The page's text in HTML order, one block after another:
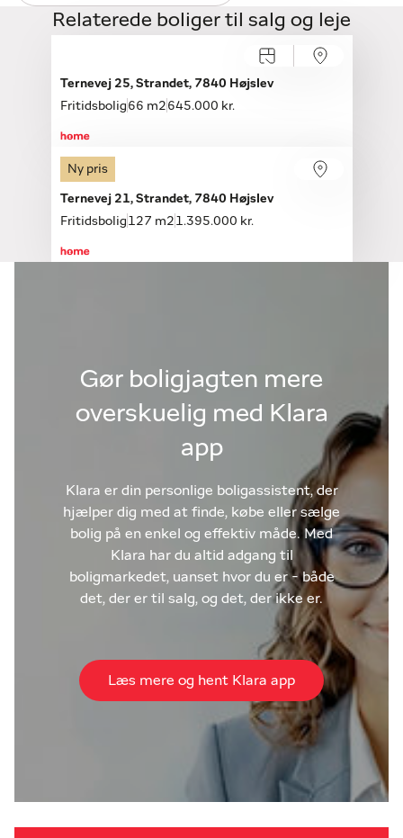
Relaterede boliger til salg og leje
Ternevej 25, Strandet, 7840 Højslev
Fritidsbolig 66 m2 645.000 kr.
Åbent hus med tilmelding
Ny pris
Ternevej 21, Strandet, 7840 Højslev
Fritidsbolig 127 m2 1.395.000 kr.
Gør boligjagten mere
overskuelig med Klara
app
Klara er din personlige boligassistent, der
hjælper dig med at finde, købe eller sælge
bolig på en enkel og effektiv måde. Med
Klara har du altid adgang til
boligmarkedet, uanset hvor du er - både
det, der er til salg, og det, der ikke er.
Læs mere og hent Klara app